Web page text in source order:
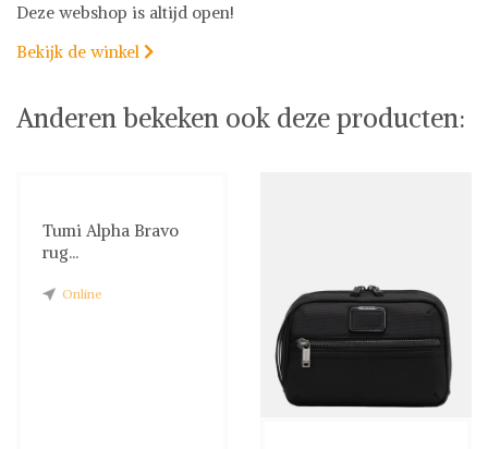
Deze webshop is altijd open!
Bekijk de winkel 
Anderen bekeken ook deze producten:
Tumi Alpha Bravo
rug...
Online